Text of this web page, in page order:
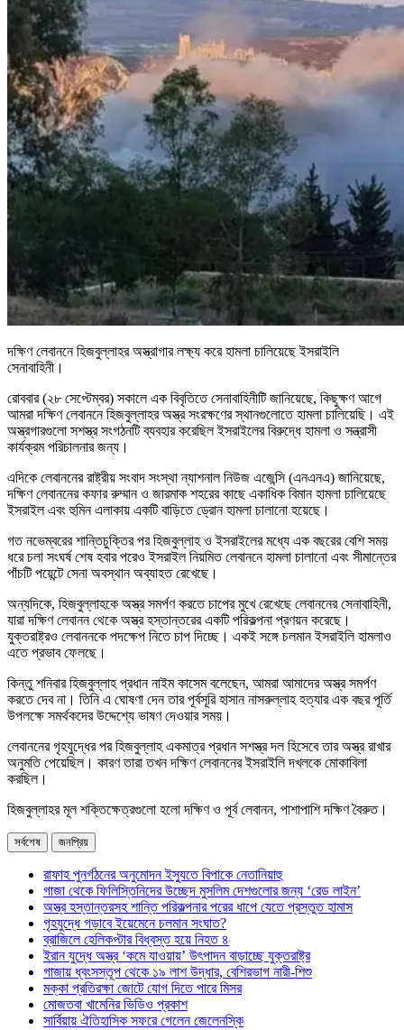
দক্ষিণ লেবাননে হিজবুল্লাহর অস্ত্রাগার লক্ষ্য করে হামলা চালিয়েছে ইসরাইলি
সেনাবাহিনী।
রোববার (২৮ সেপ্টেম্বর) সকালে এক বিবৃতিতে সেনাবাহিনীটি জানিয়েছে, কিছুক্ষণ আগে
আমরা দক্ষিণ লেবাননে হিজবুল্লাহর অস্ত্র সংরক্ষণের স্থানগুলোতে হামলা চালিয়েছি। এই
অস্ত্রগারগুলো সশস্ত্র সংগঠনটি ব্যবহার করেছিল ইসরাইলের বিরুদ্ধে হামলা ও সন্ত্রাসী
কার্যক্রম পরিচালনার জন্য।
এদিকে লেবাননের রাষ্ট্রীয় সংবাদ সংস্থা ন্যাশনাল নিউজ এজেন্সি (এনএনএ) জানিয়েছে,
দক্ষিণ লেবাননের কফার রুম্মান ও জারমাক শহরের কাছে একাধিক বিমান হামলা চালিয়েছে
ইসরাইল এবং হুমিন এলাকায় একটি বাড়িতে ড্রোন হামলা চালানো হয়েছে।
গত নভেম্বরের শান্তিচুক্তির পর হিজবুল্লাহ ও ইসরাইলের মধ্যে এক বছরের বেশি সময়
ধরে চলা সংঘর্ষ শেষ হবার পরেও ইসরাইল নিয়মিত লেবাননে হামলা চালানো এবং সীমান্তের
পাঁচটি পয়েন্টে সেনা অবস্থান অব্যাহত রেখেছে।
অন্যদিকে, হিজবুল্লাহকে অস্ত্র সমর্পণ করতে চাপের মুখে রেখেছে লেবাননের সেনাবাহিনী,
যারা দক্ষিণ লেবানন থেকে অস্ত্র হস্তান্তরের একটি পরিকল্পনা প্রণয়ন করেছে।
যুক্তরাষ্ট্রও লেবাননকে পদক্ষেপ নিতে চাপ দিচ্ছে। একই সঙ্গে চলমান ইসরাইলি হামলাও
এতে প্রভাব ফেলছে।
কিন্তু শনিবার হিজবুল্লাহ প্রধান নাইম কাসেম বলেছেন, আমরা আমাদের অস্ত্র সমর্পণ
করতে দেব না। তিনি এ ঘোষণা দেন তার পূর্বসূরি হাসান নাসরুল্লাহ হত্যার এক বছর পূর্তি
উপলক্ষে সমর্থকদের উদ্দেশ্যে ভাষণ দেওয়ার সময়।
লেবাননের গৃহযুদ্ধের পর হিজবুল্লাহ একমাত্র প্রধান সশস্ত্র দল হিসেবে তার অস্ত্র রাখার
অনুমতি পেয়েছিল। কারণ তারা তখন দক্ষিণ লেবাননের ইসরাইলি দখলকে মোকাবিলা
করছিল।
হিজবুল্লাহর মূল শক্তিক্ষেত্রগুলো হলো দক্ষিণ ও পূর্ব লেবানন, পাশাপাশি দক্ষিণ বৈরুত।
সর্বশেষ জনপ্রিয়
রাফাহ পুনর্গঠনের অনুমোদন ইস্যুতে বিপাকে নেতানিয়াহু
গাজা থেকে ফিলিস্তিনিদের উচ্ছেদ মুসলিম দেশগুলোর জন্য ‘রেড লাইন’
অস্ত্র হস্তান্তরসহ শান্তি পরিকল্পনার পরের ধাপে যেতে প্রস্তুত হামাস
গৃহযুদ্ধে গড়াবে ইয়েমেনে চলমান সংঘাত?
ব্রাজিলে হেলিকপ্টার বিধ্বস্ত হয়ে নিহত ৪
ইরান যুদ্ধে অস্ত্র ‘কমে যাওয়ায়’ উৎপাদন বাড়াচ্ছে যুক্তরাষ্ট্র
গাজায় ধ্বংসস্তূপ থেকে ১৯ লাশ উদ্ধার, বেশিরভাগ নারী-শিশু
মক্কা প্রতিরক্ষা জোটে যোগ দিতে পারে মিসর
মোজতবা খামেনির ভিডিও প্রকাশ
সার্বিয়ায় ঐতিহাসিক সফরে গেলেন জেলেনস্কি